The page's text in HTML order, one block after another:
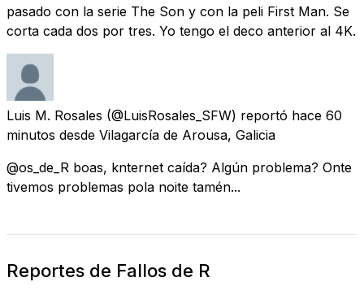
pasado con la serie The Son y con la peli First Man. Se
corta cada dos por tres. Yo tengo el deco anterior al 4K.
Luis M. Rosales (@LuisRosales_SFW) reportó hace 60
minutos desde Vilagarcía de Arousa, Galicia
@os_de_R boas, knternet caída? Algún problema? Onte
tivemos problemas pola noite tamén...
Reportes de Fallos de R